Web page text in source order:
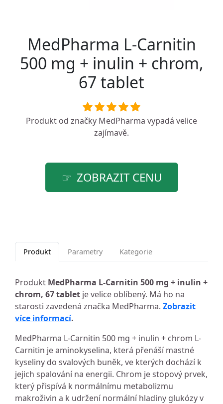
MedPharma L-Carnitin
500 mg + inulin + chrom,
67 tablet
Produkt od značky MedPharma vypadá velice
zajímavě.
ZOBRAZIT CENU
Produkt Parametry Kategorie
Produkt MedPharma L-Carnitin 500 mg + inulin +
chrom, 67 tablet je velice oblíbený. Má ho na
starosti zavedená značka MedPharma. Zobrazit
více informací.
MedPharma L-Carnitin 500 mg + inulin + chrom L-
Carnitin je aminokyselina, která přenáší mastné
kyseliny do svalových buněk, ve kterých dochází k
jejich spalování na energii. Chrom je stopový prvek,
který přispívá k normálnímu metabolizmu
makroživin a k udržení normální hladiny glukózy v